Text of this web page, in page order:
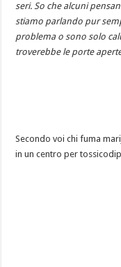
seri. So che alcuni
stiamo parlando pur
problema o sono solo
troverebbe le porte
Secondo voi chi fuma
in un centro per